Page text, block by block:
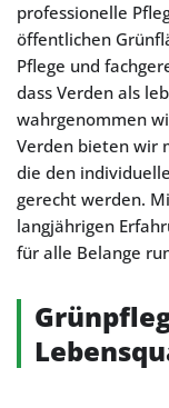
professionelle
öffentlichen
Pflege und
dass Verden als
wahrgenommen
Verden bieten wir
die den
gerecht werden.
langjährigen
für alle Belange